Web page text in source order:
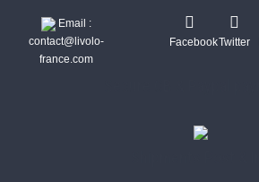
Email :
contact@livolo-
france.com
FacebookTwitter